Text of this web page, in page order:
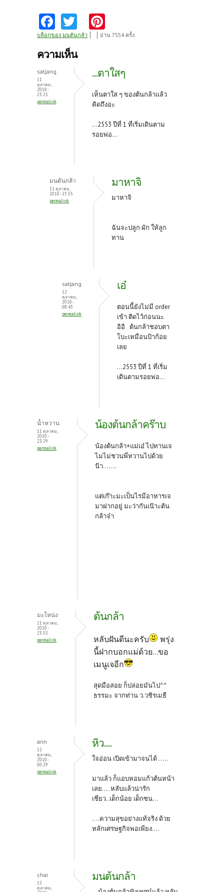
Fa
ce
b
o
k
w
itt
nt
es
t
บล็อกของ มนต้นกล้า อ่าน 7554 ครั้ง
ความเห็น
satjang
11
ตุลาคม,
2010 -
23:25
permalink
...ตาใสๆ
เห็นตาใส ๆ ของต้นกล้าแล้ว
คิดถึงอะ
...2553 ปีที่ 1 ที่เริ่มเดินตาม
รอยพ่อ...
มนต้นกล้า
11 ตุลาคม,
2010 - 23:55
permalink
มาหาจิ
มาหาจิ
ฉันจะปลูก ผัก ให้ลูก
ทาน
satjang
12
ตุลาคม,
2010 -
08:43
permalink
เอ๋
ตอนนี้ยังไม่มี order
เข้า ติดไว้ก่อนนะ
อิอิ ต้นกล้าชอบตา
โบะเหมือนป้าก้อย
เลย
...2553 ปีที่ 1 ที่เริ่ม
เดินตามรอยพ่อ...
น้ำหวาน
11 ตุลาคม,
2010 -
23:29
permalink
น้องต้นกล้าคร๊าบ
น้องต้นกล้า+แม่เอ๋ ไปทานเจ
ไมไม่ชวนพี่หวานไปด้วย
น๊า.......
แต่เก๊าะมะเป็นไรมีอาหารเจ
มาฝากอยู่ มะว่ากันเน๊าะต้น
กล้าจ๋า
มะโหน่ง
11 ตุลาคม,
2010 -
23:53
permalink
ต้นกล้า
หลับฝันดีนะครับ
พรุ่ง
นี้ฝากบอกแม่ด้วย...ขอ
เมนูเจอีก
สุดมือสอย ก็ปล่อยมันไป^^
ธรรมะ จากท่าน ว.วชิรเมธี
ann
12
ตุลาคม,
2010 -
00:29
permalink
หิว....
ใจอ่อน เปิดเข้ามาจนได้ .....
มาแล้ว ก็แอบหอมแก้วต้นหน้า
เลย.... หลับแล้วน่ารัก
เชียว..เด็กน้อย เด็กซน...
....ความสุขอย่างแท้จริง ด้วย
หลักเศรษฐกิจพอเพียง....
chai
12
ตุลาคม,
มนต้นกล้า